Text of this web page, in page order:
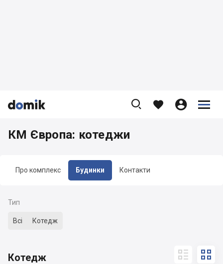


    


Про комплекс Будинки Контакти
КМ Європа: котеджи
Тип
Всі Котедж
Котедж  